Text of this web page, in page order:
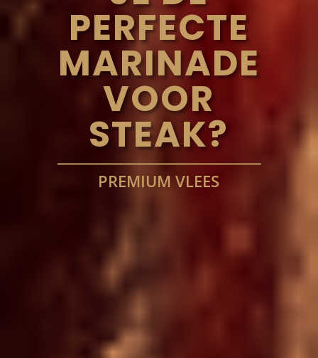
PERFECTE
MARINADE
VOOR
STEAK?
PREMIUM VLEES